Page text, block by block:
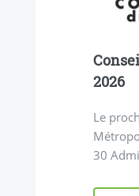
2026
Le
30